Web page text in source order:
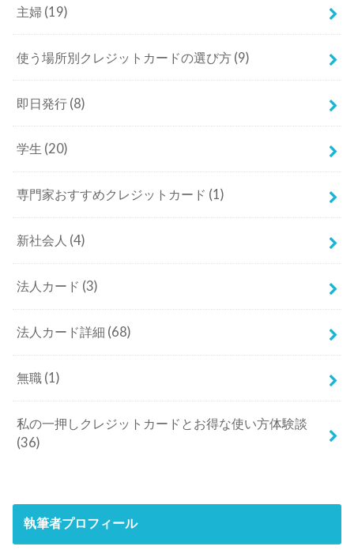
主婦 (19)
使う場所別クレジットカードの選び方 (9)
即日発行 (8)
学生 (20)
専門家おすすめクレジットカード (1)
新社会人 (4)
法人カード (3)
法人カード詳細 (68)
無職 (1)
私の一押しクレジットカードとお得な使い方体験談
(36)
執筆者プロフィール